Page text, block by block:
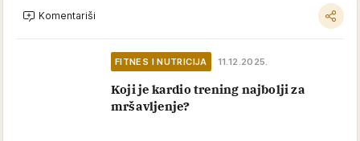
Komentariši
FITNES I NUTRICIJA 11.12.2025.
Koji je kardio trening najbolji za
mršavljenje?